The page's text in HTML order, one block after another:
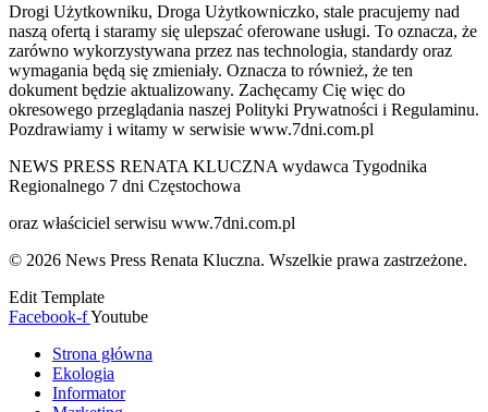
Drogi Użytkowniku, Droga Użytkowniczko, stale pracujemy nad
naszą ofertą i staramy się ulepszać oferowane usługi. To oznacza, że
zarówno wykorzystywana przez nas technologia, standardy oraz
wymagania będą się zmieniały. Oznacza to również, że ten
dokument będzie aktualizowany. Zachęcamy Cię więc do
okresowego przeglądania naszej Polityki Prywatności i Regulaminu.
Pozdrawiamy i witamy w serwisie www.7dni.com.pl
NEWS PRESS RENATA KLUCZNA wydawca Tygodnika
Regionalnego 7 dni Częstochowa
oraz właściciel serwisu www.7dni.com.pl
© 2026 News Press Renata Kluczna. Wszelkie prawa zastrzeżone.
Edit Template
Facebook-fYoutube
Strona główna
Ekologia
Informator